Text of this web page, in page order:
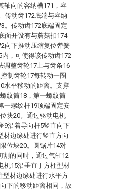
轴向的容纳槽171，容
传动齿172底端与容纳
。传动齿172底端固定
面开设有与蘑菇扣174
向下推动压缩复位弹簧
内，可使得该传动齿172
调整齿轮17上与齿条16
制齿轮17每转动一圈
水平移动的距离。支撑
纹筒18，第一螺纹筒
一螺纹杆19顶端固定安
块20。通过驱动电机
9沿着导向杆5竖直向下
材边缘处进行竖直方向
位块20。圆锯片14对
割的同时，通过气缸12
机15沿垂直于方柱型材
型材边缘处进行水平方
下的移动距离相同，故